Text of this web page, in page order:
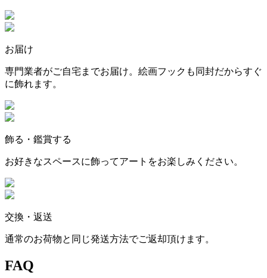
お届け
専門業者がご自宅までお届け。絵画フックも同封だからすぐ
に飾れます。
飾る・鑑賞する
お好きなスペースに飾ってアートをお楽しみください。
交換・返送
通常のお荷物と同じ発送方法でご返却頂けます。
FAQ